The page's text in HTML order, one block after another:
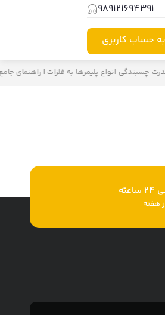
989121694391⁩
حساب کاربری
چسبندگی انواع پلیمرها به فلزات | راهنمای
هفته